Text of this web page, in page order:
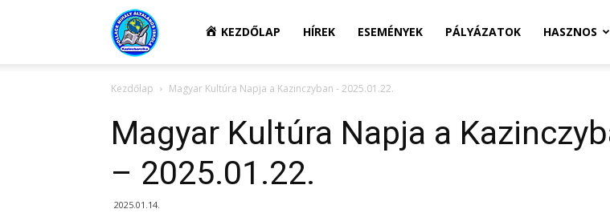
Kazincbarcikai
Pollack
Mihály
KEZDŐLAP HÍREK ESEMÉNYEK PÁLYÁZATOK HASZNOS
Kezdőlap Magyar Kultúra Napja a Kazinczyban - 2025.01.22.
Magyar Kultúra Napja a
– 2025.01.22.
2025.01.14.